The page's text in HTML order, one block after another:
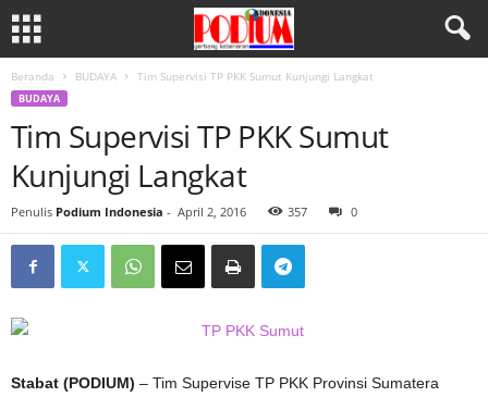
Beranda BUDAYA Tim Supervisi TP PKK Sumut Kunjungi Langkat
BUDAYA
Tim Supervisi TP PKK Sumut
Kunjungi Langkat
Penulis Podium Indonesia - April 2, 2016 357 0
Stabat (PODIUM) – Tim Supervise TP PKK Provinsi Sumatera